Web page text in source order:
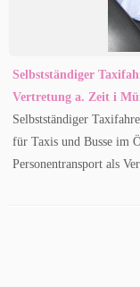
Selbstständiger
Vertretung a. Zeit i
Selbstständiger
für Taxis und Busse im
Personentransport als